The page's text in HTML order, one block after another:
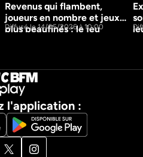
Revenus qui flambent,
joueurs en nombre et jeux
plus peaufinés : le jeu
Diffusé le 14/05/2026 à 10:00
l'application :